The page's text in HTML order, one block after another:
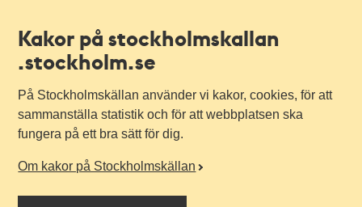
Kakor på stockholmskallan
.stockholm.se
På Stockholmskällan använder vi kakor, cookies, för att
sammanställa statistik och för att webbplatsen ska
fungera på ett bra sätt för dig.
Om kakor på Stockholmskällan